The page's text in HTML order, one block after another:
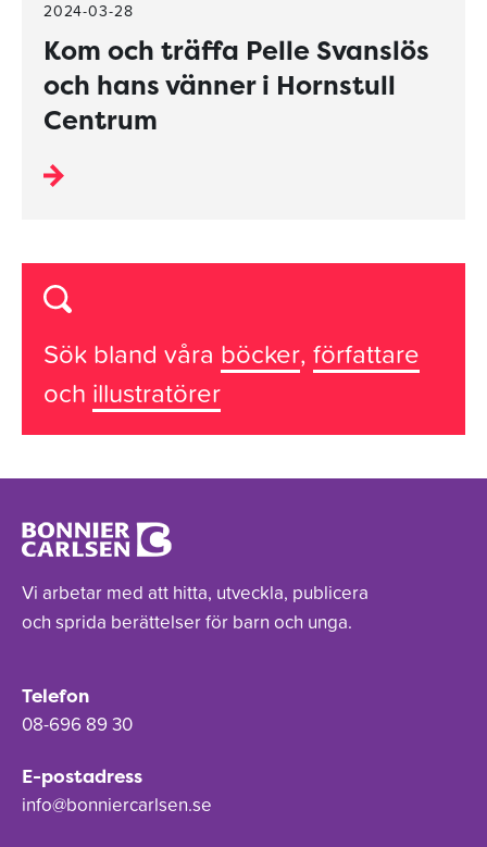
2024-03-28
Kom och träffa Pelle Svanslös
och hans vänner i Hornstull
Centrum
Sök bland våra böcker, författare
och illustratörer
Vi arbetar med att hitta, utveckla, publicera
och sprida berättelser för barn och unga.
Telefon
08-696 89 30
E-postadress
info@bonniercarlsen.se